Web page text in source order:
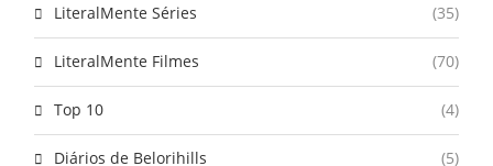
LiteralMente Séries (35)
LiteralMente Filmes (70)
Top 10 (4)
Diários de Belorihills (5)